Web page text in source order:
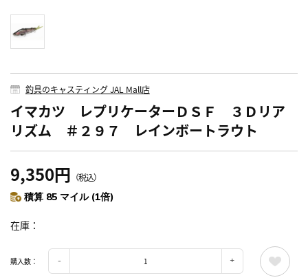
釣具のキャスティング JAL Mall店
イマカツ レプリケーターＤＳＦ ３Ｄリア
リズム ＃２９７ レインボートラウト
9,350円 （税込）
積算 85 マイル (1倍)
在庫
購入数：